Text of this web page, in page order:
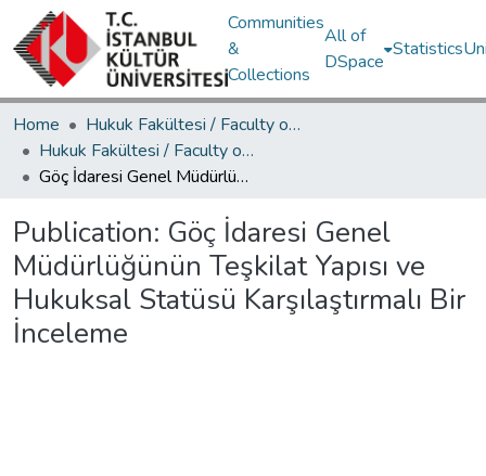
Communities
&
Collections
All of
DSpace
Statistics
Home
Hukuk Fakültesi / Faculty of Law
Hukuk Fakültesi / Faculty of Law
Göç İdaresi Genel Müdürlüğünün Teşkilat Yapısı ve Hukuksal Statüsü Karşılaştırmalı Bir İnceleme
Publication: Göç İdaresi Genel
Müdürlüğünün Teşkilat Yapısı ve
Hukuksal Statüsü Karşılaştırmalı Bir
İnceleme